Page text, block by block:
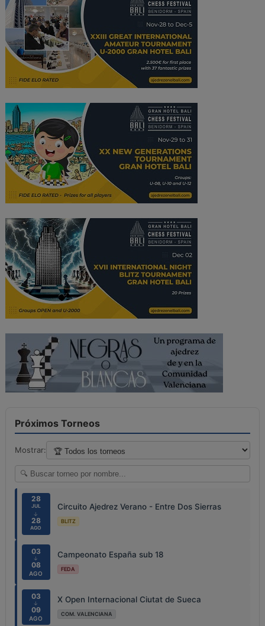
Próximos Torneos
Mostrar:
28
JUL
↓
28
AGO
Circuito Ajedrez Verano - Entre Dos Sierras
BLITZ
03
↓
08
AGO
Campeonato España sub 18
FEDA
03
↓
09
AGO
X Open Internacional Ciutat de Sueca
COM. VALENCIANA